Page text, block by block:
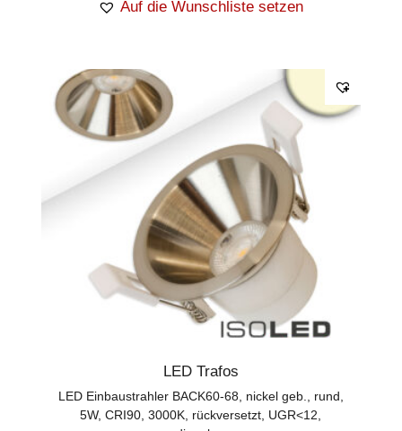
Auf die Wunschliste setzen
LED Trafos
LED Einbaustrahler BACK60-68, nickel geb., rund,
5W, CRI90, 3000K, rückversetzt, UGR<12,